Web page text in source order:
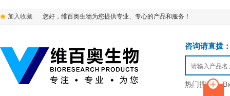
加入收藏 您好，维百奥生物为您提供专业、专心的产品和服务！
咨询请直拨
热门搜索：